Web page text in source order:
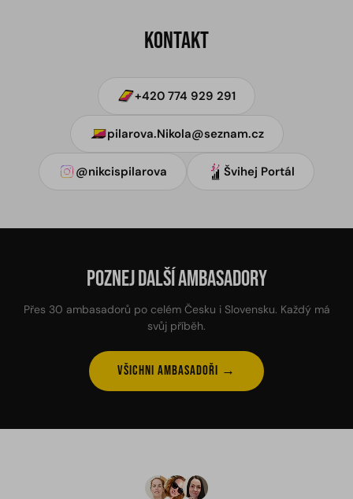
Kontakt
+420 774 929 291
pilarova.Nikola@seznam.cz
@nikcispilarova Švihej Portál
Poznej další ambasadory
Přes 30 ambasadorů po celém Česku i Slovensku. Každý má
svůj příběh.
Všichni ambasadoři →